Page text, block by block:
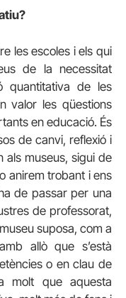
les escoles i els qui
de la necessitat
quantitativa de les
valor les qüestions
en educació. És
de canvi, reflexió i
als museus, sigui de
anirem trobant i ens
de passar per una
de professorat,
suposa, com a
allò que s’està
o en clau de
molt que aquesta